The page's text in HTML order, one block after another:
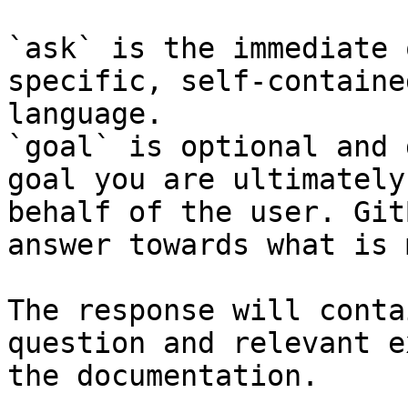
`ask` is the
specific, self-
language.
`goal` is optional and
goal you are
behalf of the user.
answer towards what
The response will
question and relevant
the documentation.